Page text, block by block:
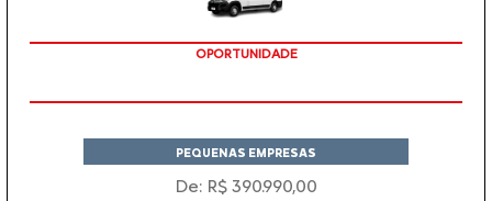
OPORTUNIDADE
PEQUENAS EMPRESAS
De: R$ 390.990,00